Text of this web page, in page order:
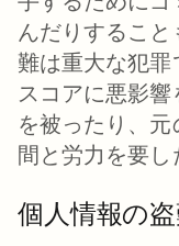
んだりするこ
難は重大な犯罪
スコアに悪影
を被ったり、
間と労力を要し
個人情報の